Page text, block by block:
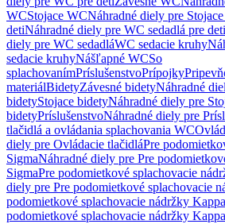
WCStojace WCNáhradné diely pre
detiNáhradné diely pre WC sedadlá pre deti
diely pre WC sedadláWC sedacie kruhy
sedacie kruhyNášľapné WCSo
splachovanímPríslušenstvoPrípojky
materiálBidetyZávesné bidetyNáhradné
bidetyStojace bidetyNáhradné diely pre
bidetyPríslušenstvoNáhradné diely pre
tlačidlá a ovládania splachovania WC
diely pre Ovládacie tlačidláPre
SigmaNáhradné diely pre Pre
SigmaPre podomietkové splachovacie
diely pre Pre podomietkové splachovacie
podomietkové splachovacie nádržky Kappa
podomietkové splachovacie nádržky Kappa